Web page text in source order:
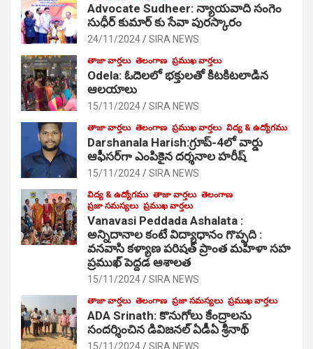
Advocate Sudheer: న్యాయవాది సంగెం
సుధీర్ కుమార్ కు సేవా పురస్కారం
24/11/2024 SIRA NEWS
తాజా వార్తలు తెలంగాణ ప్రముఖ వార్తలు
Odela: ఓదెల‌లో భక్తులతో కిటకిటలాడిన
ఆల‌యాలు
15/11/2024 SIRA NEWS
తాజా వార్తలు తెలంగాణ ప్రముఖ వార్తలు విద్య & ఉద్యోగము
Darshanala Harish:గ్రూప్-4లో వార్డు
ఆఫీసర్‌గా ఎంపికైన దర్శనాల హరీష్
15/11/2024 SIRA NEWS
విద్య & ఉద్యోగము తాజా వార్తలు తెలంగాణ
ప్రజా సమస్యలు ప్రముఖ వార్తలు
Vanavasi Peddada Ashalata :
అన్నిదానాల కంటే విద్యాధానం గొప్పది :
వనవాసి కళ్యాణ పరిషత్ ప్రాంత మహిళా సహ
ప్రముఖ్ పెద్దడ ఆశాలత
15/11/2024 SIRA NEWS
తాజా వార్తలు తెలంగాణ ప్రజా సమస్యలు ప్రముఖ వార్తలు
ADA Srinath: కొనుగోలు కేంద్రాల‌ను
సంద‌ర్శించిన డివిజనల్ ఏడీఏ శ్రీనాథ్
15/11/2024 SIRA NEWS